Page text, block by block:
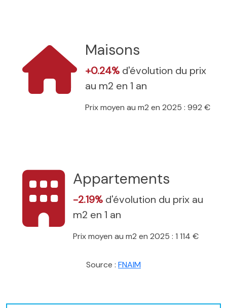
Maisons
+0.24% d'évolution du prix
au m2 en 1 an
Prix moyen au m2 en 2025 : 992 €
Appartements
-2.19% d'évolution du prix au
m2 en 1 an
Prix moyen au m2 en 2025 : 1 114 €
Source : FNAIM